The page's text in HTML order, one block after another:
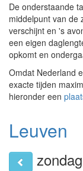
De onderstaande
middelpunt van de
verschijnt en 's
een eigen
opkomt en
Omdat Nederland
exacte tijden
hieronder een
Leuven